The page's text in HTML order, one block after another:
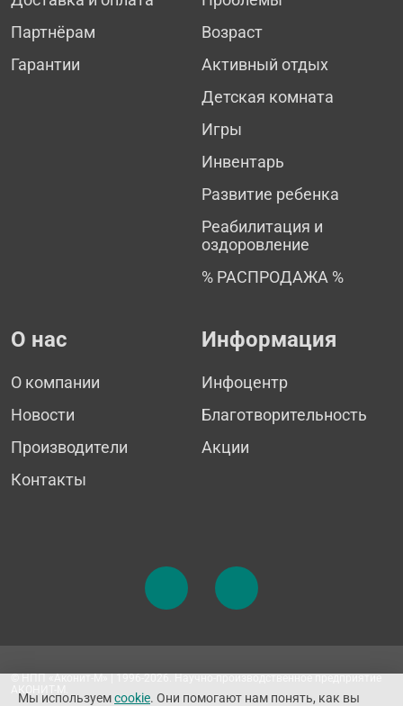
Партнёрам
Гарантии
Возраст
Активный отдых
Детская комната
Игры
Инвентарь
Развитие ребенка
Реабилитация и
оздоровление
% РАСПРОДАЖА %
О нас
О компании
Новости
Производители
Контакты
Информация
Инфоцентр
Благотворительность
Акции
© НПП «Аконит-М» | 1996-2026. Научно-производственное предприятие
Мы используемcookie. Они помогают нам понять, как вы